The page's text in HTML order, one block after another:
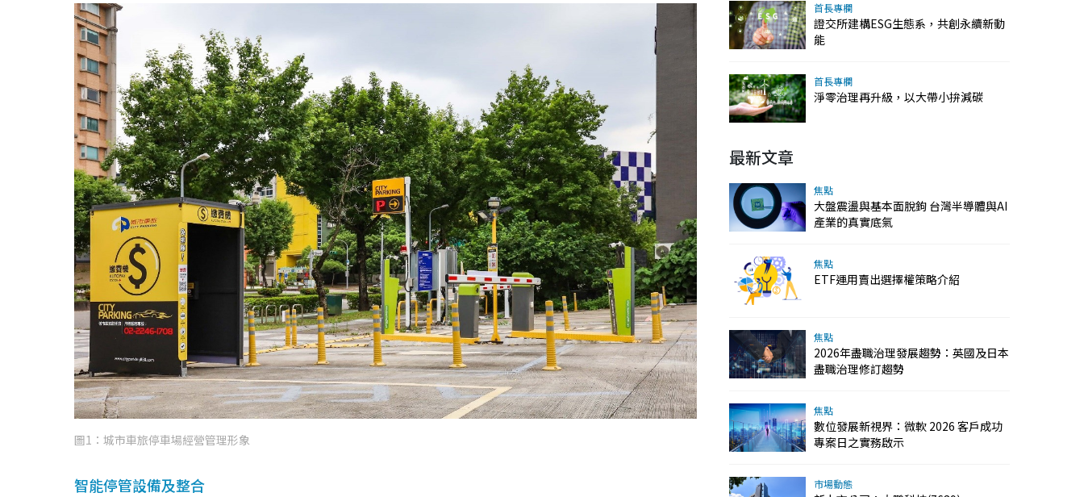
圖1：城市車旅停車場經營管理形象
智能停管設備及整合
首長專欄
證交所建構ESG生態系，共創永續新動
能
首長專欄
淨零治理再升級，以大帶小拚減碳
最新文章
焦點
大盤震盪與基本面脫鉤 台灣半導體與AI
產業的真實底氣
焦點
ETF運用賣出選擇權策略介紹
焦點
2026年盡職治理發展趨勢：英國及日本
盡職治理修訂趨勢
焦點
數位發展新視界：微軟 2026 客戶成功
專案日之實務啟示
市場動態